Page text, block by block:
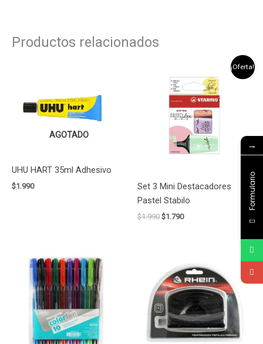
Productos relacionados
AGOTADO
UHU HART 35ml Adhesivo
$1.990
¡Oferta!
Set 3 Mini Destacadores
Pastel Stabilo
$1.990
original
era:
$1.990.
$1.790
actual
es:
$1.790.
→
Formulario